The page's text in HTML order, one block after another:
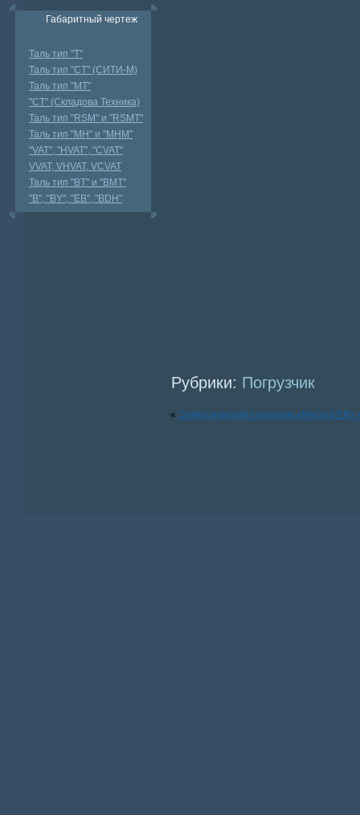
Габаритный чертеж
Таль тип "Т"
Таль тип "СТ" (СИТИ-М)
Таль тип "МТ"
"СТ" (Складова Техника)
Таль тип "RSМ" и "RSMT"
Таль тип "MH" и "МНМ"
"VAT", "HVAT", "CVAT"
VVAT, VHVAT, VCVAT
Таль тип "BT" и "BMT"
"В", "BY", "EВ", "BDH"
Рубрики: Погрузчик
« Электрический погрузчик «Record ER»